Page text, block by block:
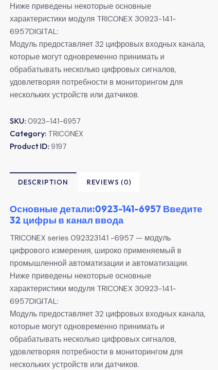
Ниже приведены некоторые основные
характеристики модуля TRICONEX 30923-141-
6957DIGITAL:
Модуль предоставляет 32 цифровых входных канала,
которые могут одновременно принимать и
обрабатывать несколько цифровых сигналов,
удовлетворяя потребности в мониторингом для
нескольких устройств или датчиков.
SKU: 0923-141-6957
Category: TRICONEX
Product ID: 9197
DESCRIPTION REVIEWS (0)
Основные детали:0923-141-6957 Введите
32 цифры в канал ввода
TRICONEX series 092323141 -6957 — модуль
цифрового измерения, широко применяемый в
промышленной автоматизации и автоматизации.
Ниже приведены некоторые основные
характеристики модуля TRICONEX 30923-141-
6957DIGITAL:
Модуль предоставляет 32 цифровых входных канала,
которые могут одновременно принимать и
обрабатывать несколько цифровых сигналов,
удовлетворяя потребности в мониторингом для
нескольких устройств или датчиков.